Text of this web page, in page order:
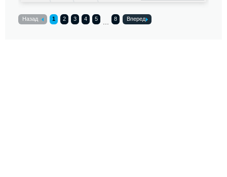
Назад 1 2 3 4 5 8 Вперед